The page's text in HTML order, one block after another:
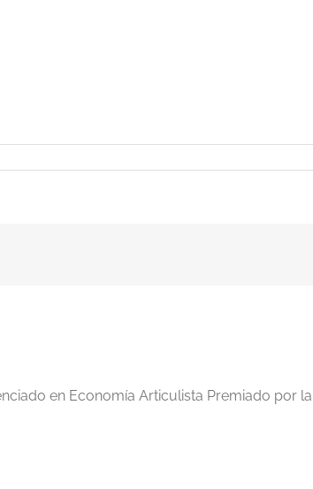
en Economía Articulista Premiado por